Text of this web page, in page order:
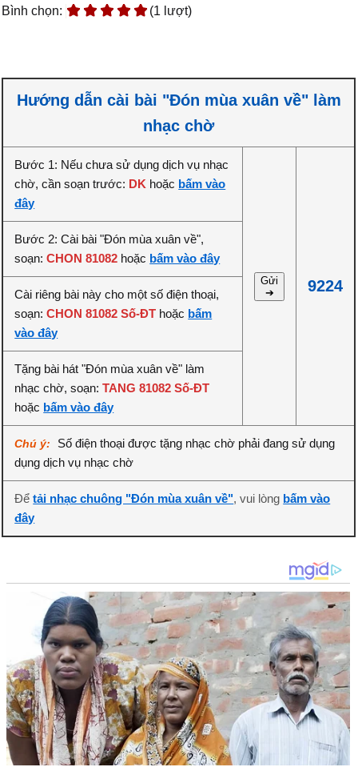
Bình chọn:
(1 lượt)
Hướng dẫn cài bài "Đón mùa xuân về" làm
nhạc chờ
Bước 1: Nếu chưa sử dụng dịch vụ nhạc
chờ, cần soạn trước: DK hoặc bấm vào
đây
Gửi
➔
9224
Bước 2: Cài bài "Đón mùa xuân về",
soạn:CHON 81082 hoặc bấm vào đây
Cài riêng bài này cho một số điện thoại,
soạn:CHON 81082 Số-ĐT hoặc bấm
vào đây
Tặng bài hát "Đón mùa xuân về" làm
nhạc chờ, soạn:TANG 81082 Số-ĐT
hoặc bấm vào đây
Chú ý:
Số điện thoại được tặng nhạc chờ phải đang sử dụng
dụng dịch vụ nhạc chờ
Đểtải nhạc chuông "Đón mùa xuân về", vui lòng bấm vào
đây